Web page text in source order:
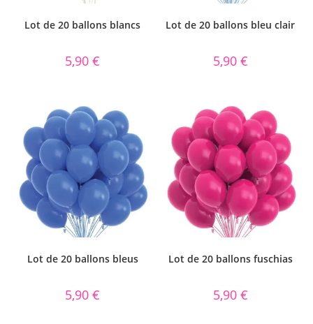
Lot de 20 ballons blancs
5,90€
Lot de 20 ballons bleu clair
5,90 €
Lot de 20 ballons bleus
5,90€
Lot de 20 ballons fuschias
5,90 €